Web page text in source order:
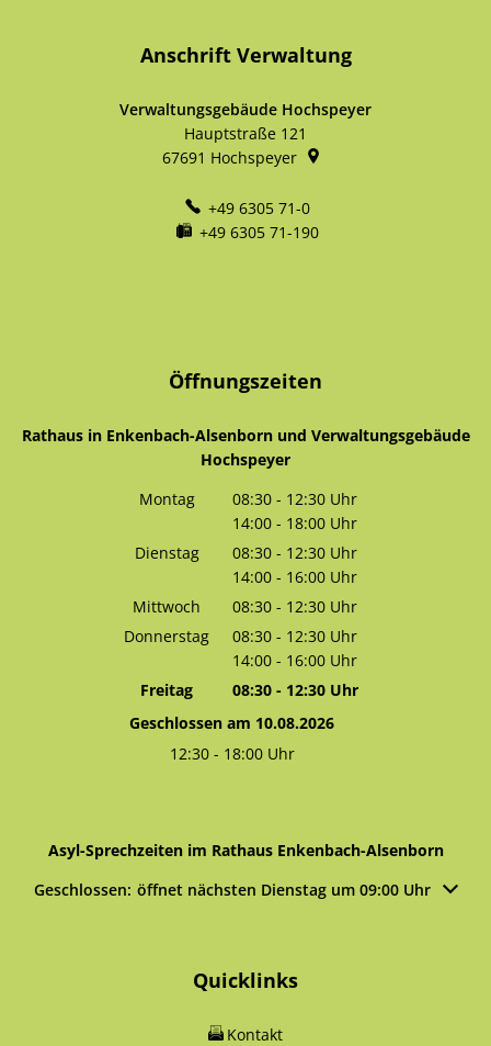
Anschrift Verwaltung
Verwaltungsgebäude Hochspeyer
Hauptstraße 121
67691 Hochspeyer
+49 6305 71-0
+49 6305 71-190
Öffnungszeiten
Rathaus in Enkenbach-Alsenborn und Verwaltungsgebäude
Hochspeyer
Montag
08:30 - 12:30 Uhr
Von 08:30 bis 12:30 Uhr
14:00 - 18:00 Uhr
Von 14:00 bis 18:00 Uhr
Dienstag 08:30 - 12:30 Uhr
Von 08:30 bis 12:30 Uhr
14:00 - 16:00 Uhr
Von 14:00 bis 16:00 Uhr
Mittwoch 08:30 - 12:30 Uhr
Von 08:30 bis 12:30 Uhr
Donnerstag 08:30 - 12:30 Uhr
Von 08:30 bis 12:30 Uhr
14:00 - 16:00 Uhr
Von 14:00 bis 16:00 Uhr
Freitag 08:30- 12:30Uhr
Von 08:30 bis 12:30 Uhr
Geschlossen am 10.08.2026
12:30- 18:00Uhr
Asyl-Sprechzeiten im Rathaus Enkenbach-Alsenborn
Klicken, um weitere Öffnungs- oder Schließzeiten
Geschlossen: öffnet nächsten Dienstag um 09:00 Uhr
Quicklinks
Kontakt